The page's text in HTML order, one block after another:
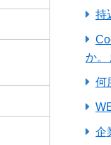
持
か。
何
企